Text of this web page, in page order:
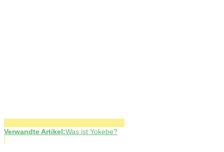
Verwandte Artikel:Was ist Yokebe?